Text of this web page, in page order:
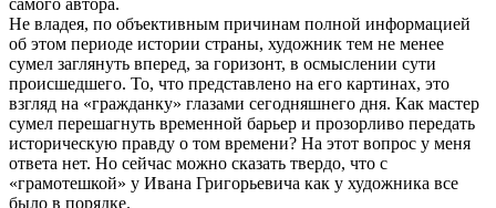
самого автора.
Не владея, по объективным причинам полной информацией
об этом периоде истории страны, художник тем не менее
сумел заглянуть вперед, за горизонт, в осмыслении сути
происшедшего. То, что представлено на его картинах, это
взгляд на «гражданку» глазами сегодняшнего дня. Как мастер
сумел перешагнуть временной барьер и прозорливо передать
историческую правду о том времени? На этот вопрос у меня
ответа нет. Но сейчас можно сказать твердо, что с
«грамотешкой» у Ивана Григорьевича как у художника все
было в порядке.